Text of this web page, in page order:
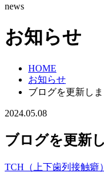
news
お知らせ
HOME
お知らせ
ブログを更新し
2024.05.08
ブログを更新
TCH（上下歯列接触癖